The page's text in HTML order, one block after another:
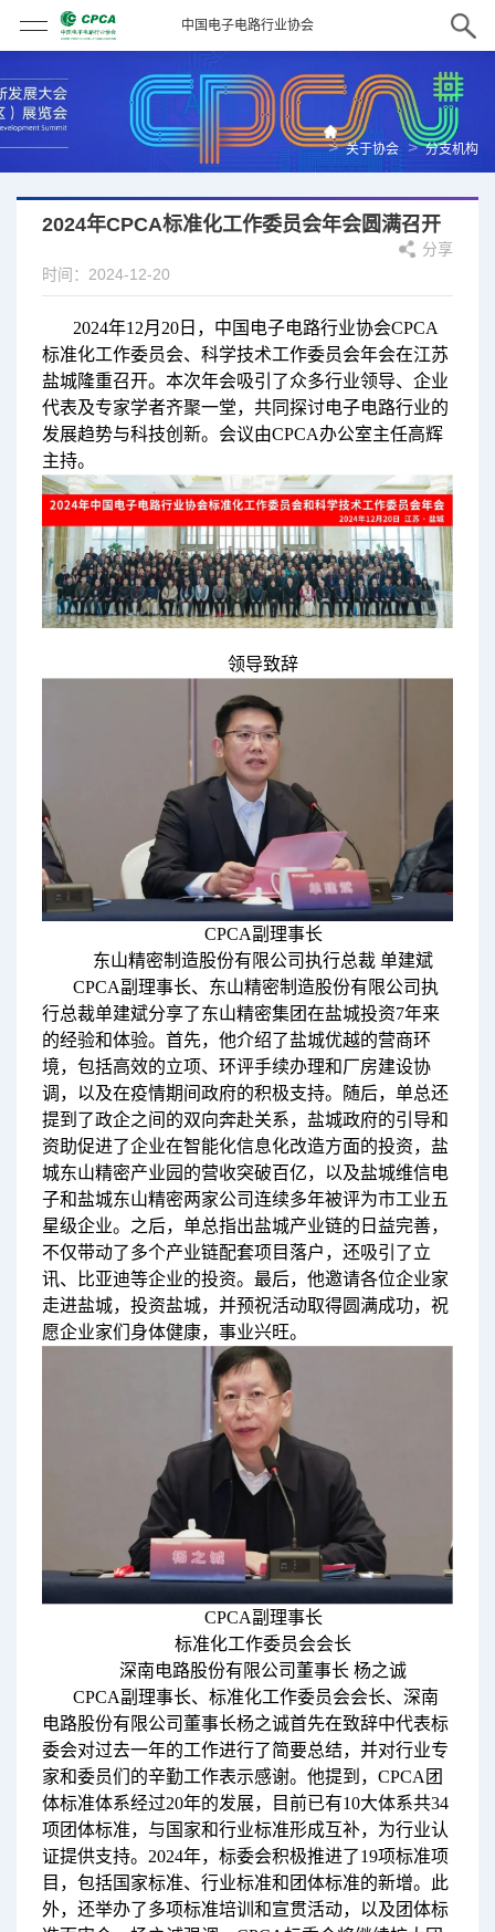
中国电子电路行业协会
> 关于协会 > 分支机构
2024年CPCA标准化工作委员会年会圆满召开
分享
时间：2024-12-20
2024年12月20日，中国电子电路行业协会CPCA
标准化工作委员会、科学技术工作委员会年会在江苏
盐城隆重召开。本次年会吸引了众多行业领导、企业
代表及专家学者齐聚一堂，共同探讨电子电路行业的
发展趋势与科技创新。会议由CPCA办公室主任高辉
主持。
领导致辞
CPCA副理事长
东山精密制造股份有限公司执行总裁 单建斌
CPCA副理事长、东山精密制造股份有限公司执
行总裁单建斌分享了东山精密集团在盐城投资7年来
的经验和体验。首先，他介绍了盐城优越的营商环
境，包括高效的立项、环评手续办理和厂房建设协
调，以及在疫情期间政府的积极支持。随后，单总还
提到了政企之间的双向奔赴关系，盐城政府的引导和
资助促进了企业在智能化信息化改造方面的投资，盐
城东山精密产业园的营收突破百亿，以及盐城维信电
子和盐城东山精密两家公司连续多年被评为市工业五
星级企业。之后，单总指出盐城产业链的日益完善，
不仅带动了多个产业链配套项目落户，还吸引了立
讯、比亚迪等企业的投资。最后，他邀请各位企业家
走进盐城，投资盐城，并预祝活动取得圆满成功，祝
愿企业家们身体健康，事业兴旺。
CPCA副理事长
标准化工作委员会会长
深南电路股份有限公司董事长 杨之诚
CPCA副理事长、标准化工作委员会会长、深南
电路股份有限公司董事长杨之诚首先在致辞中代表标
委会对过去一年的工作进行了简要总结，并对行业专
家和委员们的辛勤工作表示感谢。他提到，CPCA团
体标准体系经过20年的发展，目前已有10大体系共34
项团体标准，与国家和行业标准形成互补，为行业认
证提供支持。2024年，标委会积极推进了19项标准项
目，包括国家标准、行业标准和团体标准的新增。此
外，还举办了多项标准培训和宣贯活动，以及团体标